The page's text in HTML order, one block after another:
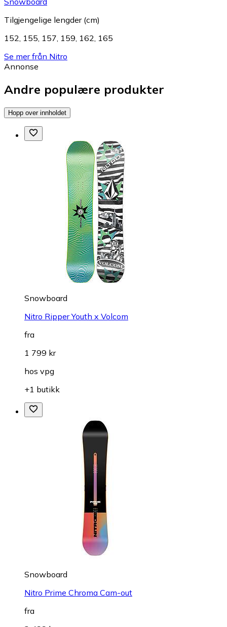
Tilgjengelige lengder (cm)
152 155 157 159 162 165
Se mer från Nitro
Annonse
Andre populære produkter
Hopp over innholdet
Snowboard
Nitro Ripper Youth x Volcom
fra
1 799 kr
hos vpg
+1 butikk
Snowboard
Nitro Prime Chroma Cam-out
fra